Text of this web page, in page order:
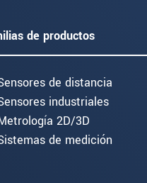
de productos
de distancia
industriales
2D/3D
de medición